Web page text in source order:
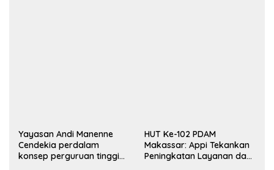
Yayasan Andi Manenne
Cendekia perdalam
konsep perguruan tinggi
HUT Ke-102 PDAM
Makassar: Appi Tekankan
Peningkatan Layanan dan